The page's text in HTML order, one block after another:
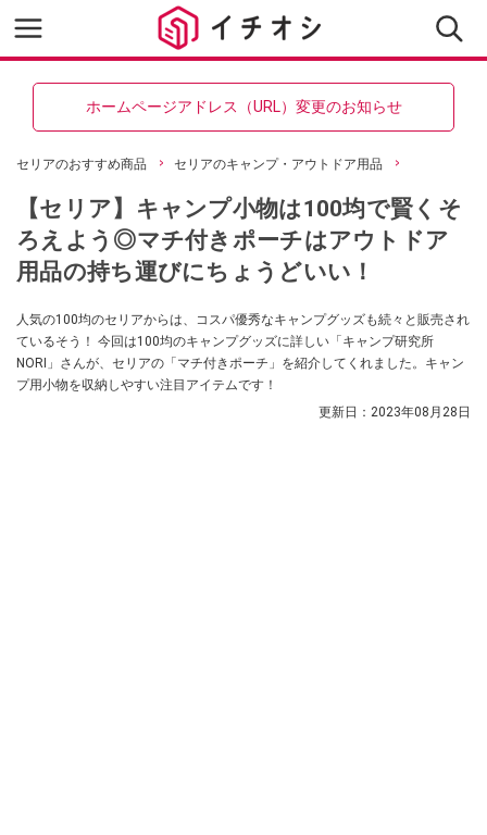
ホームページアドレス（URL）変更のお知らせ
セリアのおすすめ商品 セリアのキャンプ・アウトドア用品
【セリア】キャンプ小物は100均で賢くそ
ろえよう◎マチ付きポーチはアウトドア
用品の持ち運びにちょうどいい！
人気の100均のセリアからは、コスパ優秀なキャンプグッズも続々と販売され
ているそう！ 今回は100均のキャンプグッズに詳しい「キャンプ研究所
NORI」さんが、セリアの「マチ付きポーチ」を紹介してくれました。キャン
プ用小物を収納しやすい注目アイテムです！
更新日： 2023年08月28日